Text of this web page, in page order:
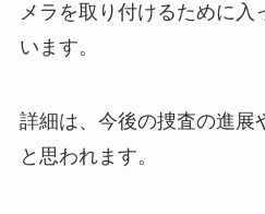
メラを取り付けるために入
います。
詳細は、今後の捜査の進展
と思われます。